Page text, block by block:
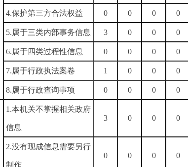
4.保护第三方合法权益 0 0 0 0
5.属于三类内部事务信息 3 0 0 0
6.属于四类过程性信息 0 0 0 0
7.属于行政执法案卷 1 0 0 0
8.属于行政查询事项 0 0 0 0
1.本机关不掌握相关政府
信息
3 0 0 0
2.没有现成信息需要另行
制作
0 0 0 0